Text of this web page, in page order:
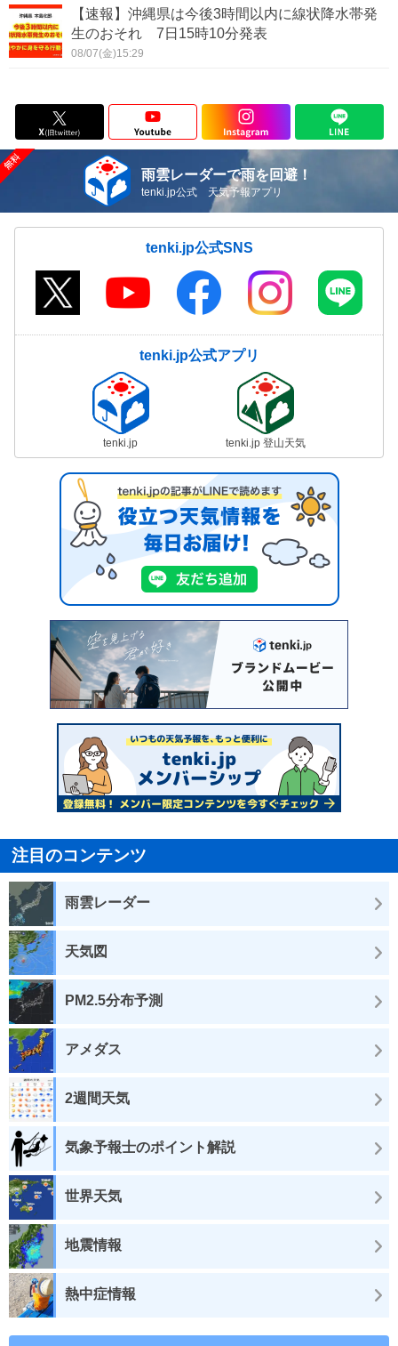
【速報】沖縄県は今後3時間以内に線状降水帯発
生のおそれ 7日15時10分発表
08/07(金)15:29
雨雲レーダーで雨を回避！
tenki.jp公式 天気予報アプリ
tenki.jp公式SNS
tenki.jp公式アプリ
tenki.jp tenki.jp 登山天気
注目のコンテンツ
雨雲レーダー
天気図
PM2.5分布予測
アメダス
2週間天気
気象予報士のポイント解説
世界天気
地震情報
熱中症情報